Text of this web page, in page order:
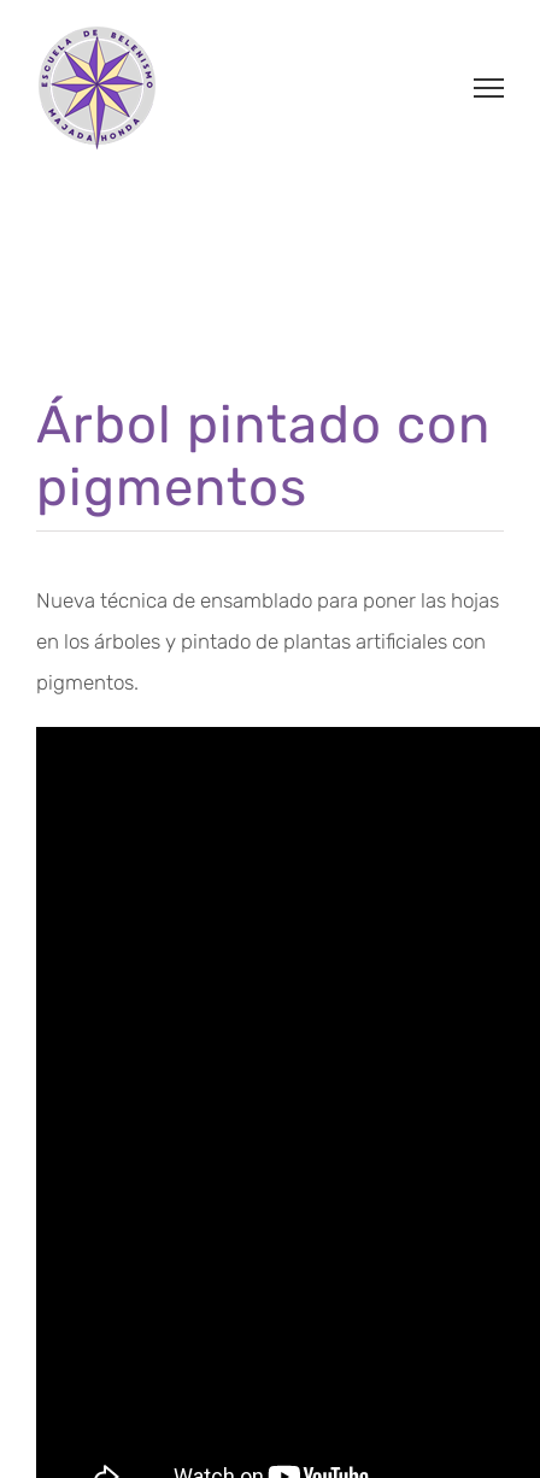
contenido
Árbol pintado con
pigmentos
Nueva técnica de ensamblado para poner las hojas
en los árboles y pintado de plantas artificiales con
pigmentos.